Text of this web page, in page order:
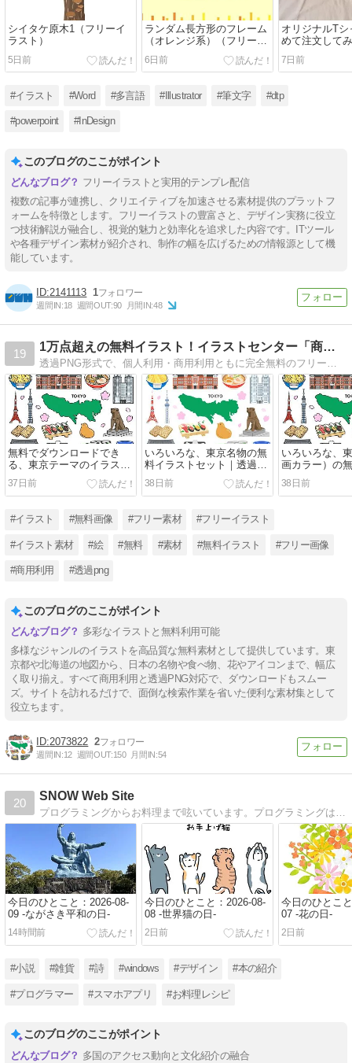
シイタケ原木1（フリーイ
ラスト）
5日前
ランダム長方形のフレーム
（オレンジ系）（フリーイ
ラスト）
6日前
オリジナルTシ
めて注文して
7日前
#イラスト #Word #多言語 #Illustrator #筆文字 #dtp
#powerpoint #InDesign
このブログのここがポイント
フリーイラストと実用的テンプレ配信
複数の記事が連携し、クリエイティブを加速させる素材提供のプラットフ
ォームを特徴とします。フリーイラストの豊富さと、デザイン実務に役立
つ技術解説が融合し、視覚的魅力と効率化を追求した内容です。ITツール
や各種デザイン素材が紹介され、制作の幅を広げるための情報源として機
能しています。
2141113 1
週間IN:18 週間OUT:90 月間IN:48
19
1万点超えの無料イラスト！イラストセンター「商用利用可」
無料でダウンロードでき
る、東京テーマのイラスト
セット【都道府県別シリー
ズ】（商用利用可能・フリ
ー素材）
37日前
いろいろな、東京名物の無
料イラストセット｜透過
PNG・商用利用OK
38日前
いろいろな、
画カラー）の
セット｜透過
用OK
38日前
#イラスト #無料画像 #フリー素材 #フリーイラスト
#イラスト素材 #絵 #無料 #素材 #無料イラスト #フリー画像
#商用利用 #透過png
このブログのここがポイント
多彩なイラストと無料利用可能
多様なジャンルのイラストを高品質な無料素材として提供しています。東
京都や北海道の地図から、日本の名物や食べ物、花やアイコンまで、幅広
く取り揃え。すべて商用利用と透過PNG対応で、ダウンロードもスムー
ズ。サイトを訪れるだけで、面倒な検索作業を省いた便利な素材集として
役立ちます。
2073822 2
週間IN:12 週間OUT:150 月間IN:54
20
SNOW Web Site
プログラミングからお料理まで呟いています。プログラミングは主にPerlです。お料理に関しては、お手軽料理をモットーとしています。
今日のひとこと：2026-08-
09 -ながさき平和の日-
14時間前
今日のひとこと：2026-08-
08 -世界猫の日-
2日前
今日のひとこ
07 -花の日-
2日前
#小説 #雑貨 #詩 #windows #デザイン #本の紹介
#プログラマー #スマホアプリ #お料理レシピ
このブログのここがポイント
多国のアクセス動向と文化紹介の融合